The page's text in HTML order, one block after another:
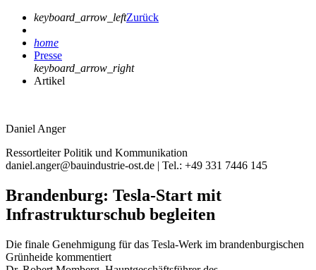
keyboard_arrow_leftZurück
home
Presse
keyboard_arrow_right
Artikel
Daniel Anger
Ressortleiter Politik und Kommunikation
daniel.anger@bauindustrie-ost.de | Tel.: +49 331 7446 145
Brandenburg: Tesla-Start mit
Infrastrukturschub begleiten
Die finale Genehmigung für das Tesla-Werk im brandenburgischen
Grünheide kommentiert